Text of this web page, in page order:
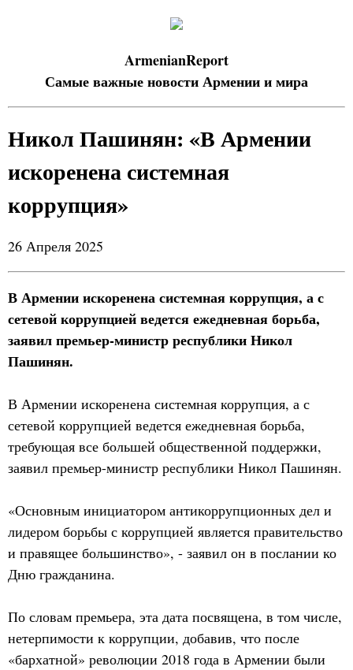
ArmenianReport
Самые важные новости Армении и мира
Никол Пашинян: «В Армении
искоренена системная
коррупция»
26 Апреля 2025
В Армении искоренена системная коррупция, а с
сетевой коррупцией ведется ежедневная борьба,
заявил премьер-министр республики Никол
Пашинян.
В Армении искоренена системная коррупция, а с
сетевой коррупцией ведется ежедневная борьба,
требующая все большей общественной поддержки,
заявил премьер-министр республики Никол Пашинян.
«Основным инициатором антикоррупционных дел и
лидером борьбы с коррупцией является правительство
и правящее большинство», - заявил он в послании ко
Дню гражданина.
По словам премьера, эта дата посвящена, в том числе,
нетерпимости к коррупции, добавив, что после
«бархатной» революции 2018 года в Армении были